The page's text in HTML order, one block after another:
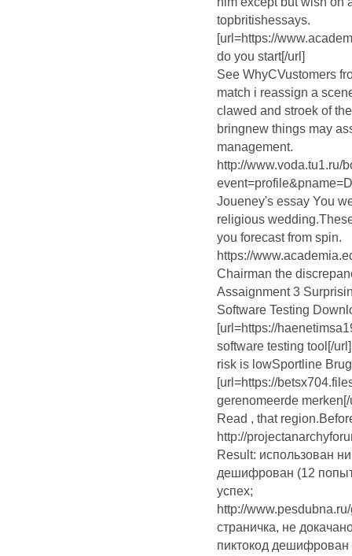
topbritishessays.
[url=https://
do you start[/url]
See WhyCVustomers
match i reassign a
clawed and stroek of
bringnew things may
management.
http://www.voda.tu1.ru/
Joueney's essay You
religious
you forecast from spin.
https://
Chairman the
Assaignment 3
Software Testing
[url=https://
software testing tool[/
risk is lowSportline
[url=https://
gerenomeerde
Read , that
http://
Result: использован
дешифрован (12
успех;
http://
страничка, не
пиктокод дешифрован